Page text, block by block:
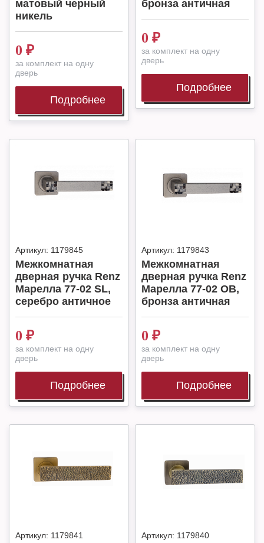
матовый черный
никель
0 ₽
за комплект на одну
дверь
Подробнее
бронза античная
0 ₽
за комплект на одну
дверь
Подробнее
Артикул: 1179845
Межкомнатная
дверная ручка Renz
Марелла 77-02 SL,
серебро античное
0 ₽
за комплект на одну
дверь
Подробнее
Артикул: 1179843
Межкомнатная
дверная ручка Renz
Марелла 77-02 OB,
бронза античная
0 ₽
за комплект на одну
дверь
Подробнее
Артикул: 1179841 Артикул: 1179840